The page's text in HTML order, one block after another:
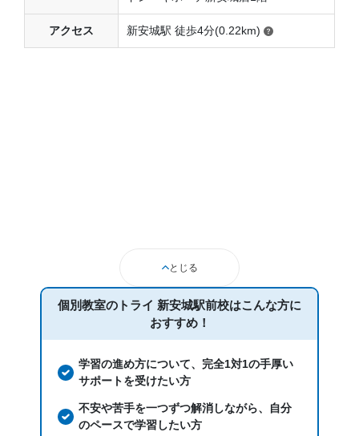
アクセス 新安城駅 徒歩4分(0.22km)
とじる
個別教室のトライ 新安城駅前校はこんな方に
おすすめ！
学習の進め方について、完全1対1の手厚い
サポートを受けたい方
不安や苦手を一つずつ解消しながら、自分
のペースで学習したい方